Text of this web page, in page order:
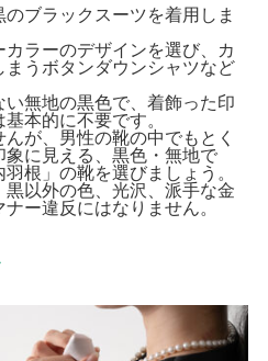
ブラックスーツを着用しま
ラーのデザインを選び、カ
うボタンダウンシャツなど
無地の黒色で、着飾った印
本的に不要です。
が、男性の靴の中でもとく
に見える、黒色・無地で
根」の靴を選びましょう。
以外の色、光沢、派手な金
ー違反にはなりません。